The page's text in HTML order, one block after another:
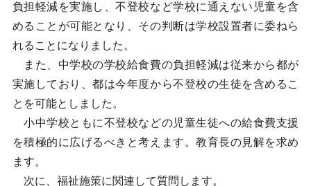
負担軽減を実施し、不登校など学校に通えない児童を含
めることが可能となり、その判断は学校設置者に委ねら
れることになりました。
また、中学校の学校給食費の負担軽減は従来から都が
実施しており、都は今年度から不登校の生徒を含めるこ
とを可能としました。
小中学校ともに不登校などの児童生徒への給食費支援
を積極的に広げるべきと考えます。教育長の見解を求め
ます。
次に、福祉施策に関連して質問します。